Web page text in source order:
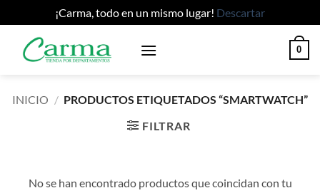
¡Carma, todo en un mismo lugar! Descartar
0
INICIO / PRODUCTOS ETIQUETADOS “SMARTWATCH”
FILTRAR
No se han encontrado productos que coincidan con tu